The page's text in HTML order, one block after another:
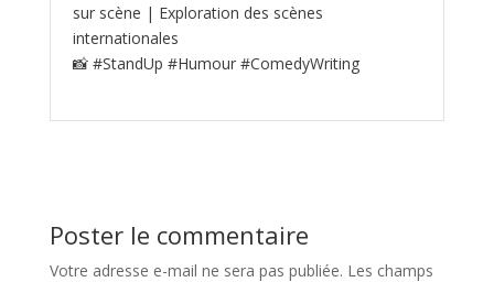
sur scène | Exploration des scènes
internationales
📸 #StandUp #Humour #ComedyWriting
Poster le commentaire
Votre adresse e-mail ne sera pas publiée. Les champs